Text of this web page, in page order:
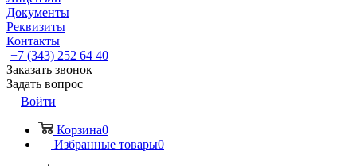
Документы
Реквизиты
Контакты
+7 (343) 252 64 40
Заказать звонок
Задать вопрос
Войти
Корзина0
Избранные товары0